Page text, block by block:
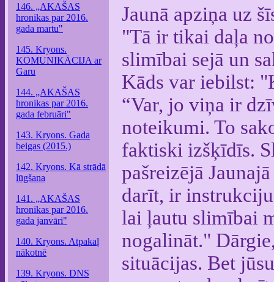
146. „AKAŠAS
hronikas par 2016.
gada martu"
145. Kryons.
KOMUNIKĀCIJA ar
Garu
144. „AKAŠAS
hronikas par 2016.
gada februāri"
143. Kryons. Gada
beigas (2015.)
142. Kryons. Kā strādā
lūgšana
141. „AKAŠAS
hronikas par 2016.
gada janvāri"
140. Kryons. Atpakaļ
nākotnē
139. Kryons. DNS
Jaunā apziņa uz
"Tā ir tikai daļa
slimībai sejā un
Kāds var iebilst:
“Var, jo viņa ir
noteikumi. To
faktiski izšķīdīs.
pašreizējā
darīt, ir
lai ļautu slimībai
nogalināt."
situācijas. Bet